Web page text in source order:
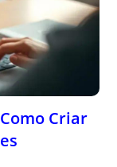
Criar